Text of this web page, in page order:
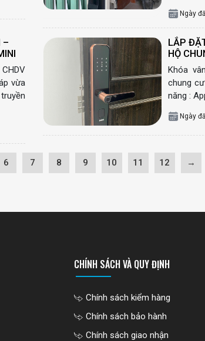
Ngày
–
vừa
LẮP
HỘ
Khóa
chung
năng :
Ngày
6 7 8 9 10 11 12 →
CHÍNH SÁCH VÀ QUY ĐỊNH
Chính sách kiểm hàng
Chính sách bảo hành
Chính sách giao nhận